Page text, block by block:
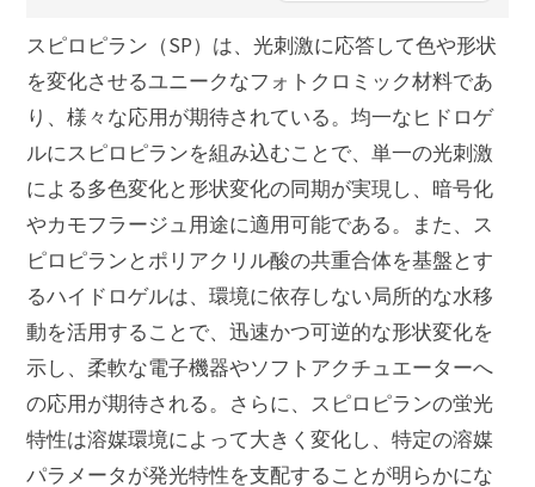
スピロピラン（SP）は、光刺激に応答して色や形状
を変化させるユニークなフォトクロミック材料であ
り、様々な応用が期待されている。均一なヒドロゲ
ルにスピロピランを組み込むことで、単一の光刺激
による多色変化と形状変化の同期が実現し、暗号化
やカモフラージュ用途に適用可能である。また、ス
ピロピランとポリアクリル酸の共重合体を基盤とす
るハイドロゲルは、環境に依存しない局所的な水移
動を活用することで、迅速かつ可逆的な形状変化を
示し、柔軟な電子機器やソフトアクチュエーターへ
の応用が期待される。さらに、スピロピランの蛍光
特性は溶媒環境によって大きく変化し、特定の溶媒
パラメータが発光特性を支配することが明らかにな